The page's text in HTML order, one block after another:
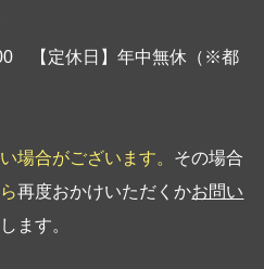
【定休日】年中無休（※都
場合がございます。 その場合
再度おかけいただくかお問い
ます。